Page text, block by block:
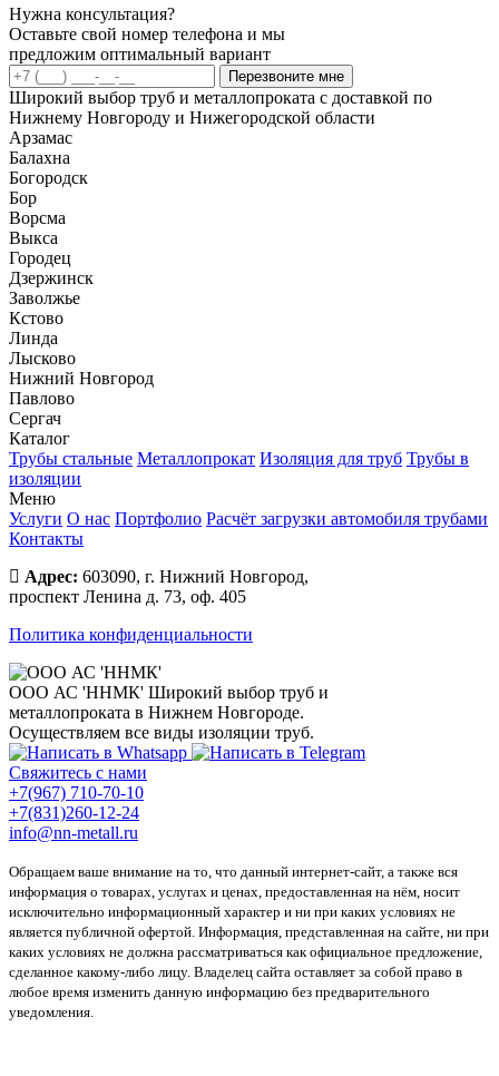
Нужна консультация?
Оставьте свой номер телефона и мы
предложим оптимальный вариант
Перезвоните мне
Широкий выбор труб и металлопроката с доставкой по
Нижнему Новгороду и Нижегородской области
Арзамас
Балахна
Богородск
Бор
Ворсма
Выкса
Городец
Дзержинск
Заволжье
Кстово
Линда
Лысково
Нижний Новгород
Павлово
Сергач
Каталог
Трубы стальные Металлопрокат Изоляция для труб Трубы в
изоляции
Меню
Услуги О нас Портфолио Расчёт загрузки автомобиля трубами
Контакты
Адрес: 603090, г. Нижний Новгород,
проспект Ленина д. 73, оф. 405
Политика конфиденциальности
ООО АС 'ННМК' Широкий выбор труб и
металлопроката в Нижнем Новгороде.
Осуществляем все виды изоляции труб.
Свяжитесь с нами
+7(967) 710-70-10
+7(831)260-12-24
info@nn-metall.ru
Обращаем ваше внимание на то, что данный интернет-сайт, а также вся
информация о товарах, услугах и ценах, предоставленная на нём, носит
исключительно информационный характер и ни при каких условиях не
является публичной офертой. Информация, представленная на сайте, ни при
каких условиях не должна рассматриваться как официальное предложение,
сделанное какому-либо лицу. Владелец сайта оставляет за собой право в
любое время изменить данную информацию без предварительного
уведомления.